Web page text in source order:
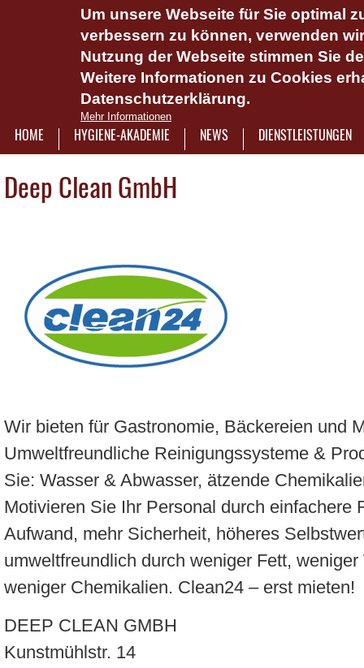
Um unsere Webseite für Sie optimal
verbessern zu können, verwenden
Nutzung der Webseite stimmen Sie
Weitere Informationen zu Cookies
Datenschutzerklärung.
Mehr Informationen
HOME HYGIENE-AKADEMIE NEWS DIENSTLEISTUNGEN
Das
Plattform
7921322
Deep Clean GmbH
Wir bieten für Gastronomie, Bäckereien und
Umweltfreundliche Reinigungssysteme &
Sie: Wasser & Abwasser, ätzende
Motivieren Sie Ihr Personal durch einfachere
Aufwand, mehr Sicherheit, höheres
umweltfreundlich durch weniger Fett,
weniger Chemikalien. Clean24 – erst mieten!
DEEP CLEAN GMBH
Kunstmühlstr. 14